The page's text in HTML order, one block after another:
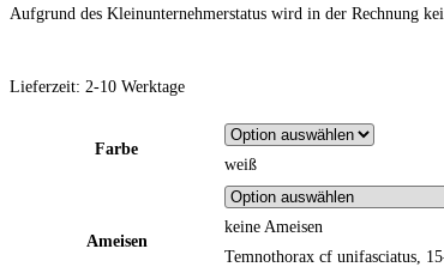
Aufgrund des Kleinunternehmerstatus wird in der Rechnung
Lieferzeit: 2-10 Werktage
Farbe
weiß
Ameisen
keine Ameisen
Temnothorax cf unifasciatus,